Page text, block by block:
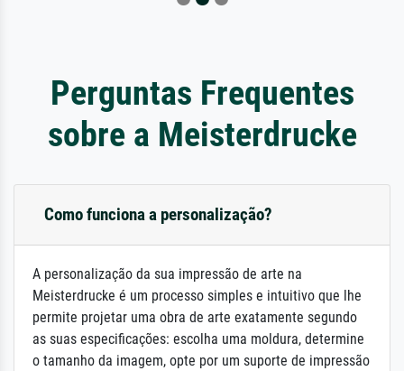
Perguntas Frequentes
sobre a Meisterdrucke
Como funciona a personalização?
A personalização da sua impressão de arte na
Meisterdrucke é um processo simples e intuitivo que lhe
permite projetar uma obra de arte exatamente segundo
as suas especificações: escolha uma moldura, determine
o tamanho da imagem, opte por um suporte de impressão